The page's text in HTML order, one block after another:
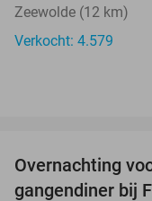
Zeewolde (12 km)
Verkocht: 4.579
Overnachting
gangendiner bij